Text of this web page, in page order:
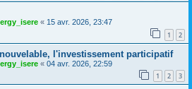
« 15 avr. 2026, 23:47
1 2
l'investissement participatif
« 04 avr. 2026, 22:59
1 2 3